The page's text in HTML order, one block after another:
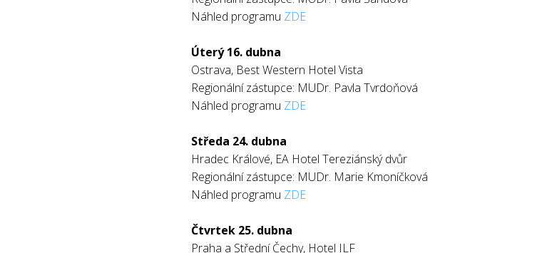
Náhled programu ZDE
Úterý 16. dubna
Ostrava, Best Western Hotel Vista
Regionální zástupce: MUDr. Pavla Tvrdoňová
Náhled programu ZDE
Středa 24. dubna
Hradec Králové, EA Hotel Tereziánský dvůr
Regionální zástupce: MUDr. Marie Kmoníčková
Náhled programu ZDE
Čtvrtek 25. dubna
Praha a Střední Čechy, Hotel ILF